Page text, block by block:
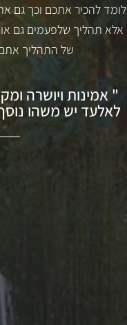
לומד להכיר אתכם וכך גם
אלא תהליך שלפעמים גם
של התהליך
" אמינות ויושרה
לאלעד יש משהו